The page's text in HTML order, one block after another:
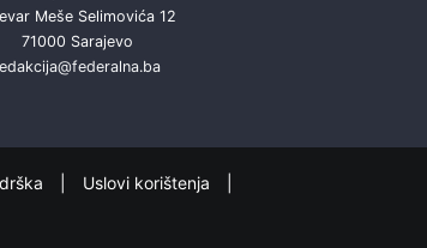
Meše Selimovića 12
71000 Sarajevo
Uslovi korištenja